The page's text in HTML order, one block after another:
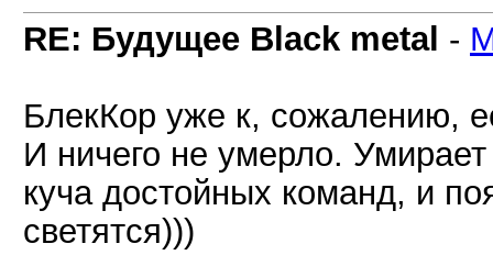
RE: Будущее Black metal -
БлекКор уже к, сожалению,
И ничего не умерло.
куча достойных команд, и
светятся)))